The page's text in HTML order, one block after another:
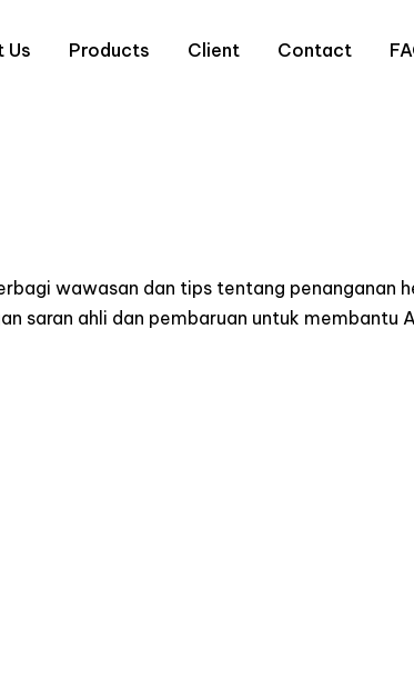
Us Products Client Contact
wawasan dan tips tentang penanganan
saran ahli dan pembaruan untuk membantu